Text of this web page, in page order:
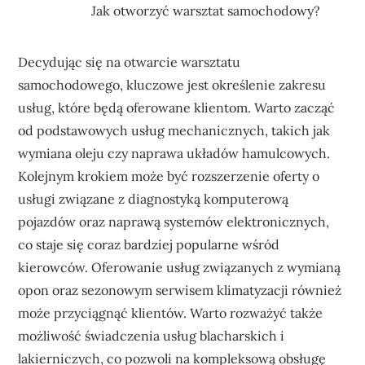
Jak otworzyć warsztat samochodowy?
Decydując się na otwarcie warsztatu
samochodowego, kluczowe jest określenie zakresu
usług, które będą oferowane klientom. Warto zacząć
od podstawowych usług mechanicznych, takich jak
wymiana oleju czy naprawa układów hamulcowych.
Kolejnym krokiem może być rozszerzenie oferty o
usługi związane z diagnostyką komputerową
pojazdów oraz naprawą systemów elektronicznych,
co staje się coraz bardziej popularne wśród
kierowców. Oferowanie usług związanych z wymianą
opon oraz sezonowym serwisem klimatyzacji również
może przyciągnąć klientów. Warto rozważyć także
możliwość świadczenia usług blacharskich i
lakierniczych, co pozwoli na kompleksową obsługę